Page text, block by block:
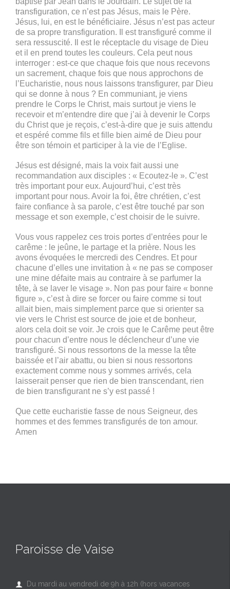
transfiguration, ce n’est pas Jésus, mais le Père.
Jésus, lui, en est le bénéficiaire. Jésus n’est pas acteur
de sa propre transfiguration. Il est transfiguré comme il
sera ressuscité. Il est le réceptacle du visage de Dieu
et il en prend toutes les couleurs. Cela peut nous
interroger : est-ce que chaque fois que nous recevons
un sacrement, chaque fois que nous approchons de
l’Eucharistie, nous nous laissons transfigurer, par Dieu
qui se donne à nous ? En communiant, je viens
prendre le Corps le Christ, mais surtout je viens le
recevoir et m’entendre dire que j’ai à devenir le Corps
du Christ que je reçois, c’est-à-dire que je suis attendu
et espéré comme fils et fille bien aimé de Dieu pour
être son témoin et participer à la vie de l’Eglise.
Jésus est désigné, mais la voix fait aussi une
recommandation aux disciples : « Ecoutez-le ». C’est
très important pour eux. Aujourd’hui, c’est très
important pour nous. Avoir la foi, être chrétien, c’est
faire confiance à sa parole, c’est être touché par son
message et son exemple, c’est choisir de le suivre.
Vous vous rappelez ces trois portes d’entrées pour le
carême : le jeûne, le partage et la prière. Nous les
avons évoquées le mercredi des Cendres. Et pour
chacune d’elles une invitation à « ne pas se composer
une mine défaite mais au contraire à se parfumer la
tête, à se laver le visage ». Non pas pour faire « bonne
figure », c’est à dire se forcer ou faire comme si tout
allait bien, mais simplement parce que si orienter sa
vie vers le Christ est source de joie et de bonheur,
alors cela doit se voir. Je crois que le Carême peut être
pour chacun d’entre nous le déclencheur d’une vie
transfiguré. Si nous ressortons de la messe la tête
baissée et l’air abattu, ou bien si nous ressortons
exactement comme nous y sommes arrivés, cela
laisserait penser que rien de bien transcendant, rien
de bien transfigurant ne s’y est passé !
Que cette eucharistie fasse de nous Seigneur, des
hommes et des femmes transfigurés de ton amour.
Amen
Paroisse de Vaise

Du mardi au vendredi de 9h à 12h (hors vacances